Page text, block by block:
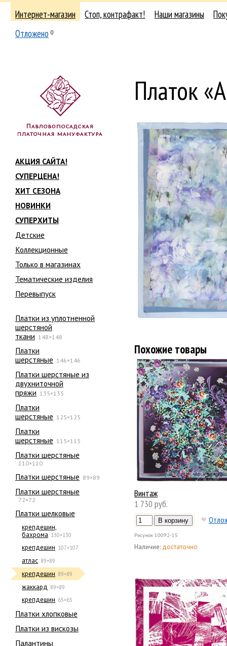
Интернет-магазин Стоп, контрафакт! Наши магазины
Отложено 0
АКЦИЯ САЙТА!
СУПЕРЦЕНА!
ХИТ СЕЗОНА
НОВИНКИ
СУПЕРХИТЫ
Детские
Коллекционные
Только в магазинах
Тематические изделия
Перевыпуск
Платки из уплотненной
шерстяной
ткани 148×148
Платки
шерстяные 146×146
Платки шерстяные из
двухниточной
пряжи 135×135
Платки
шерстяные 125×125
Платки
шерстяные 115×115
Платки шерстяные
110×110
Платки шерстяные 89×89
Платки шерстяные
72×72
Платки шелковые
крепдешин,
бахрома 130×130
крепдешин 107×107
атлас 89×89
крепдешин 89×89
жаккард 89×89
крепдешин 65×65
Платки хлопковые
Платки из вискозы
Палантины
Платок
Похожие товары
Винтаж
1 730 руб.
Рисунок 10092-15
Наличие: достаточно